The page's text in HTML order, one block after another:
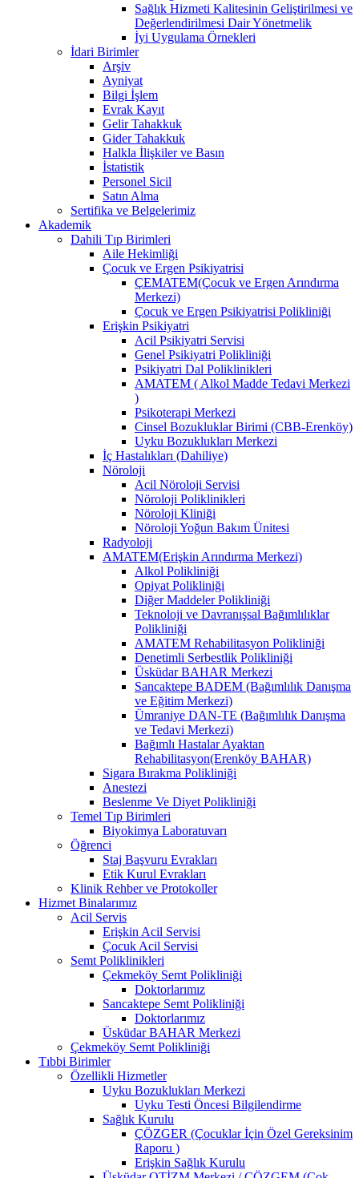
Sağlık Hizmeti Kalitesinin Geliştirilmesi ve
Değerlendirilmesi Dair Yönetmelik
İyi Uygulama Örnekleri
İdari Birimler
Arşiv
Ayniyat
Bilgi İşlem
Evrak Kayıt
Gelir Tahakkuk
Gider Tahakkuk
Halkla İlişkiler ve Basın
İstatistik
Personel Sicil
Satın Alma
Sertifika ve Belgelerimiz
Akademik
Dahili Tıp Birimleri
Aile Hekimliği
Çocuk ve Ergen Psikiyatrisi
ÇEMATEM(Çocuk ve Ergen Arındırma
Merkezi)
Çocuk ve Ergen Psikiyatrisi Polikliniği
Erişkin Psikiyatri
Acil Psikiyatri Servisi
Genel Psikiyatri Polikliniği
Psikiyatri Dal Poliklinikleri
AMATEM ( Alkol Madde Tedavi Merkezi
)
Psikoterapi Merkezi
Cinsel Bozukluklar Birimi (CBB-Erenköy)
Uyku Bozuklukları Merkezi
İç Hastalıkları (Dahiliye)
Nöroloji
Acil Nöroloji Servisi
Nöroloji Poliklinikleri
Nöroloji Kliniği
Nöroloji Yoğun Bakım Ünitesi
Radyoloji
AMATEM(Erişkin Arındırma Merkezi)
Alkol Polikliniği
Opiyat Polikliniği
Diğer Maddeler Polikliniği
Teknoloji ve Davranışsal Bağımlılıklar
Polikliniği
AMATEM Rehabilitasyon Polikliniği
Denetimli Serbestlik Polikliniği
Üsküdar BAHAR Merkezi
Sancaktepe BADEM (Bağımlılık Danışma
ve Eğitim Merkezi)
Ümraniye DAN-TE (Bağımlılık Danışma
ve Tedavi Merkezi)
Bağımlı Hastalar Ayaktan
Rehabilitasyon(Erenköy BAHAR)
Sigara Bırakma Polikliniği
Anestezi
Beslenme Ve Diyet Polikliniği
Temel Tıp Birimleri
Biyokimya Laboratuvarı
Öğrenci
Staj Başvuru Evrakları
Etik Kurul Evrakları
Klinik Rehber ve Protokoller
Hizmet Binalarımız
Acil Servis
Erişkin Acil Servisi
Çocuk Acil Servisi
Semt Poliklinikleri
Çekmeköy Semt Polikliniği
Doktorlarımız
Sancaktepe Semt Polikliniği
Doktorlarımız
Üsküdar BAHAR Merkezi
Çekmeköy Semt Polikliniği
Tıbbi Birimler
Özellikli Hizmetler
Uyku Bozuklukları Merkezi
Uyku Testi Öncesi Bilgilendirme
Sağlık Kurulu
ÇÖZGER (Çocuklar İçin Özel Gereksinim
Raporu )
Erişkin Sağlık Kurulu